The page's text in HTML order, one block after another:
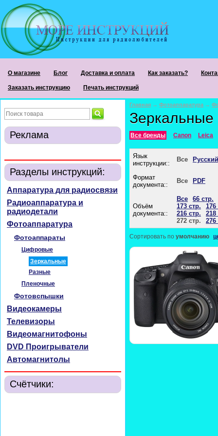
О магазине Блог Доставка и оплата Как заказать?
Заказать инструкцию Печать инструкций
Реклама
Разделы инструкций:
Аппаратура для радиосвязи
Радиоаппаратура и
радиодетали
Фотоаппаратура
Фотоаппараты
Цифровые
Зеркальные
Разные
Пленочные
Фотовспышки
Видеокамеры
Телевизоры
Видеомагнитофоны
DVD Проигрыватели
Автомагнитолы
Счётчики:
Главная → Фотоаппаратура →
Зеркальные
Все бренды Canon Leica
Язык
инструкции::
Все Русский
Формат
документа::
Все PDF
Объём
документа::
Все
66 стр.
173 стр.
176
216 стр.
218
272 стр.
276
Сортировать по умолчанию